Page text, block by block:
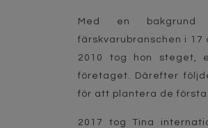
Med en
färskvarubranschen i 17
2010 tog hon steget,
företaget. Därefter
för att plantera de första
2017 tog Tina